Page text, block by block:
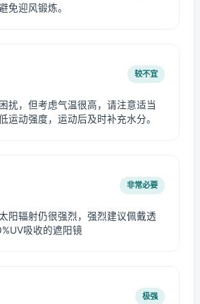
免迎风锻炼。
较不宜
扰，但考虑气温很高，请注意适当
运动强度，运动后及时补充水分。
非常必要
阳辐射仍很强烈，强烈建议佩戴透
吸收的遮阳镜
极强